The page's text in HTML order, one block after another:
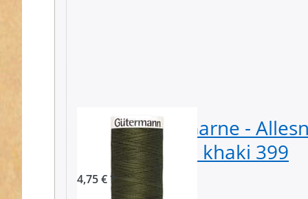
Gütermann Garne -
Spule - Farbe: khaki 399
4,75 € *